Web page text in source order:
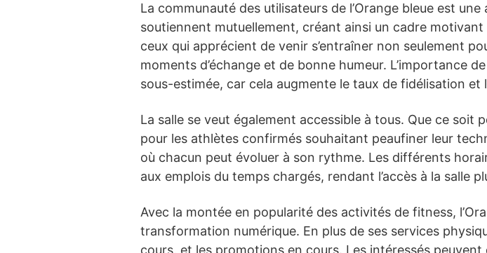
La communauté des utilisateurs de l’Orange bleue est
soutiennent mutuellement, créant ainsi un cadre
ceux qui apprécient de venir s’entraîner non seulement
moments d’échange et de bonne humeur. L’importance
sous-estimée, car cela augmente le taux de fidélisation
La salle se veut également accessible à tous. Que ce
pour les athlètes confirmés souhaitant peaufiner leur
où chacun peut évoluer à son rythme. Les différents
aux emplois du temps chargés, rendant l’accès à la salle
Avec la montée en popularité des activités de fitness,
transformation numérique. En plus de ses services
cours, et les promotions en cours. Les intéressés